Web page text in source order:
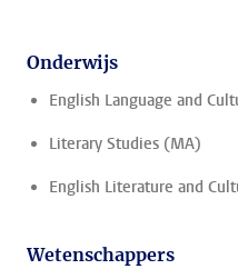
Onderwijs
English Language and
Literary Studies (MA)
English Literature and
Wetenschappers